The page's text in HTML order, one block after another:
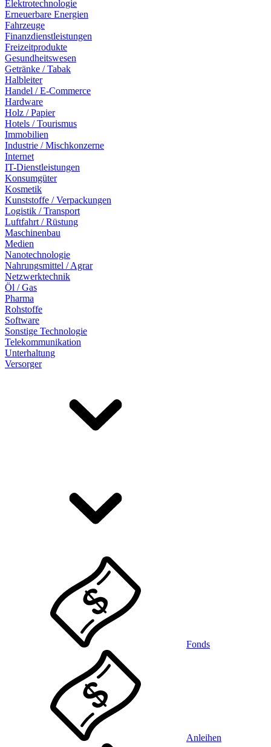
Elektrotechnologie
Erneuerbare Energien
Fahrzeuge
Finanzdienstleistungen
Freizeitprodukte
Gesundheitswesen
Getränke / Tabak
Halbleiter
Handel / E-Commerce
Hardware
Holz / Papier
Hotels / Tourismus
Immobilien
Industrie / Mischkonzerne
Internet
IT-Dienstleistungen
Konsumgüter
Kosmetik
Kunststoffe / Verpackungen
Logistik / Transport
Luftfahrt / Rüstung
Maschinenbau
Medien
Nanotechnologie
Nahrungsmittel / Agrar
Netzwerktechnik
Öl / Gas
Pharma
Rohstoffe
Software
Sonstige Technologie
Telekommunikation
Unterhaltung
Versorger
Fonds
Anleihen